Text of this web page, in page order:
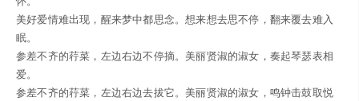
美好爱情难出现，醒来梦中都思念。想来想去思不停，翻来覆去难入
眠。
参差不齐的荇菜，左边右边不停摘。美丽贤淑的淑女，奏起琴瑟表相
爱。
参差不齐的荇菜，左边右边去拔它。美丽贤淑的淑女，鸣钟击鼓取悦